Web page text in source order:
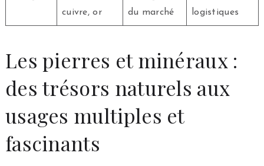
cuivre, or
du marché
logistiques
Les pierres et minéraux :
des trésors naturels aux
usages multiples et
fascinants